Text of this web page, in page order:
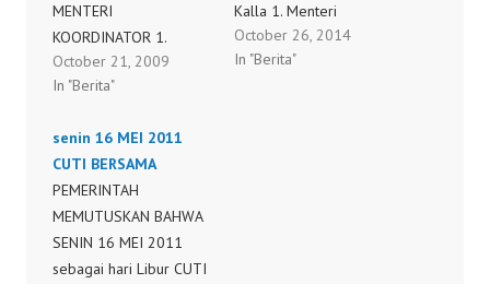
MENTERI
KOORDINATOR 1.
Menko Politik Hukum
dan Keamanan :
Suyanto 2. Menko
Perekonomian : Hatta
Rajasa 3. Menko Kesra :
R Agung Laksono 4.
Sekretaris Negara : Sudi
Silalahi MENTERI
October 21, 2009
In "Berita"
Kalla 1. Menteri
Sekretaris Negara :
Praktino 2. Menteri
October 26, 2014
In "Berita"
senin 16 MEI 2011
CUTI BERSAMA
PEMERINTAH
MEMUTUSKAN BAHWA
SENIN 16 MEI 2011
sebagai hari Libur CUTI